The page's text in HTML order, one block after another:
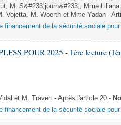
M. S&#233;journ&#233;, Mme
Vojetta, M. Woerth et Mme Yadan -
financement de la sécurité sociale pour
POUR 2025 - 1ère lecture
et M. Travert - Après l'article 20 -
financement de la sécurité sociale pour